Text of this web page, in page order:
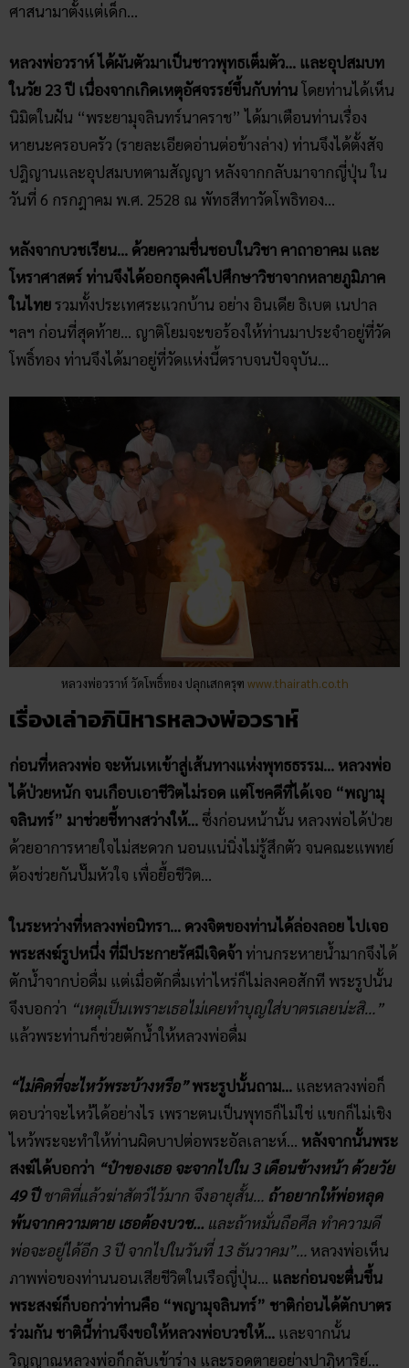
ศาสนามาตั้งแต่เด็ก…
หลวงพ่อวราห์ ได้ผันตัวมาเป็นชาวพุทธเต็มตัว… และอุปสมบท
ในวัย 23 ปี เนื่องจากเกิดเหตุอัศจรรย์ขึ้นกับท่านโดยท่านได้เห็น
นิมิตในฝัน “พระยามุจลินทร์นาคราช” ได้มาเตือนท่านเรื่อง
หายนะครอบครัว (รายละเอียดอ่านต่อข้างล่าง) ท่านจึงได้ตั้งสัจ
ปฎิญานและอุปสมบทตามสัญญา หลังจากกลับมาจากญี่ปุ่น ใน
วันที่ 6 กรกฎาคม พ.ศ. 2528 ณ พัทธสีทาวัดโพธิทอง…
หลังจากบวชเรียน… ด้วยความชื่นชอบในวิชา คาถาอาคม และ
โหราศาสตร์ ท่านจึงได้ออกธุดงค์ไปศึกษาวิชาจากหลายภูมิภาค
ในไทยรวมทั้งประเทศระแวกบ้าน อย่าง อินเดีย ธิเบต เนปาล
ฯลฯ ก่อนที่สุดท้าย… ญาติโยมจะขอร้องให้ท่านมาประจำอยู่ที่วัด
โพธิ์ทอง ท่านจึงได้มาอยู่ที่วัดแห่งนี้ตราบจนปัจจุบัน…
หลวงพ่อวราห์​ วัดโพธิ์​ทอง ปลุกเสกครุฑ www.thairath.co.th
เรื่องเล่าอภินิหารหลวงพ่อวราห์​
ก่อนที่หลวงพ่อ จะหันเหเข้าสู่เส้นทางแห่งพุทธธรรม… หลวงพ่อ
ได้ป่วยหนัก จนเกือบเอาชีวิตไม่รอด แต่โชคดีที่ได้เจอ “พญามุ
จลินทร์” มาช่วยชี้ทางสว่างให้… ซึ่งก่อนหน้านั้น หลวงพ่อได้ป่วย
ด้วยอาการหายใจไม่สะดวก นอนแน่นิ่งไม่รู้สึกตัว จนคณะแพทย์
ต้องช่วยกันปั๊มหัวใจ เพื่อยื้อชีวิต…
ในระหว่างที่หลวงพ่อนิทรา… ดวงจิตของท่านได้ล่องลอย ไปเจอ
พระสงฆ์รูปหนึ่ง ที่มีประกายรัศมีเจิดจ้า ท่านกระหายน้ำมากจึงได้
ตักน้ำจากบ่อดื่ม แต่เมื่อตักดื่มเท่าไหร่ก็ไม่ลงคอสักที พระรูปนั้น
จึงบอกว่า “เหตุเป็นเพราะเธอไม่เคยทำบุญใส่บาตรเลยน่ะสิ…”
แล้วพระท่านก็ช่วยตักน้ำให้หลวงพ่อดื่ม
“ไม่คิดที่จะไหว้พระบ้างหรือ”พระรูปนั้นถาม… และหลวงพ่อก็
ตอบว่าจะไหว้ได้อย่างไร เพราะตนเป็นพุทธก็ไม่ใช่ แขกก็ไม่เชิง
ไหว้พระจะทำให้ท่านผิดบาปต่อพระอัลเลาะห์… หลังจากนั้นพระ
สงฆ์ได้บอกว่า “ป๋าของเธอ จะจากไปใน 3 เดือนข้างหน้า ด้วยวัย
49 ปีชาติที่แล้วฆ่าสัตว์ไว้มาก จึงอายุสั้น… ถ้าอยากให้พ่อหลุด
พ้นจากความตาย เธอต้องบวช… และถ้าหมั่นถือศีล ทำความดี
พ่อจะอยู่ได้อีก 3 ปี จากไปในวันที่ 13 ธันวาคม”… หลวงพ่อเห็น
ภาพพ่อของท่านนอนเสียชีวิตในเรือญี่ปุ่น… และก่อนจะตื่นขึ้น
พระสงฆ์ก็บอกว่าท่านคือ “พญามุจลินทร์” ชาติก่อนได้ตักบาตร
ร่วมกัน ชาตินี้ท่านจึงขอให้หลวงพ่อบวชให้… และจากนั้น
วิญญาณหลวงพ่อก็กลับเข้าร่าง และรอดตายอย่างปาฏิหาริย์…